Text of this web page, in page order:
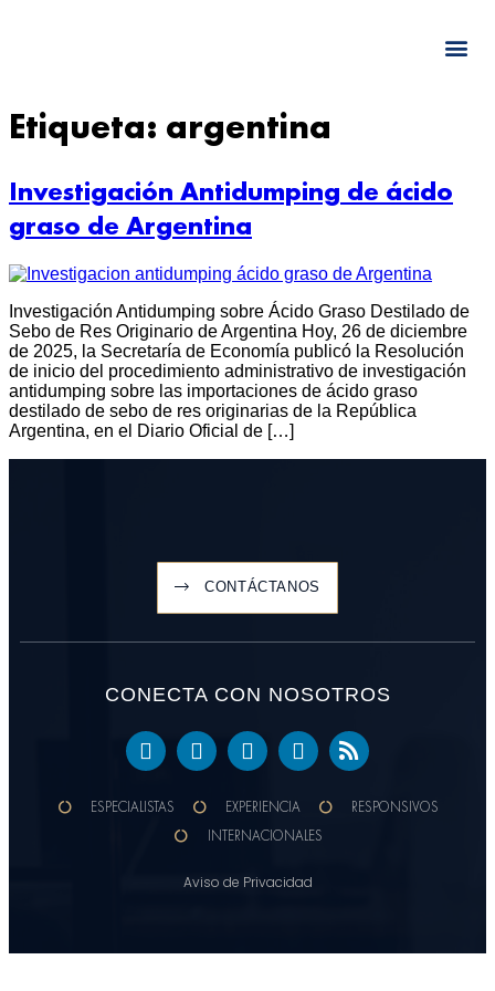
Etiqueta: argentina
Investigación Antidumping de ácido
graso de Argentina
Investigación Antidumping sobre Ácido Graso Destilado de
Sebo de Res Originario de Argentina Hoy, 26 de diciembre
de 2025, la Secretaría de Economía publicó la Resolución
de inicio del procedimiento administrativo de investigación
antidumping sobre las importaciones de ácido graso
destilado de sebo de res originarias de la República
Argentina, en el Diario Oficial de […]
CONTÁCTANOS
CONECTA CON NOSOTROS
ESPECIALISTAS EXPERIENCIA
RESPONSIVOS
INTERNACIONALES
Aviso de Privacidad